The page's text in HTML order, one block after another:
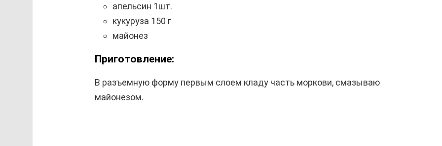
апельсин 1шт.
кукуруза 150 г
майонез
Приготовление:
В разъемную форму первым слоем кладу часть моркови, смазываю
майонезом.